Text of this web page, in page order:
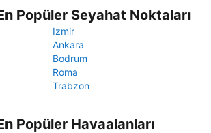
Popüler Seyahat Noktaları
Izmir
Ankara
Bodrum
Roma
Trabzon
Popüler Havaalanları